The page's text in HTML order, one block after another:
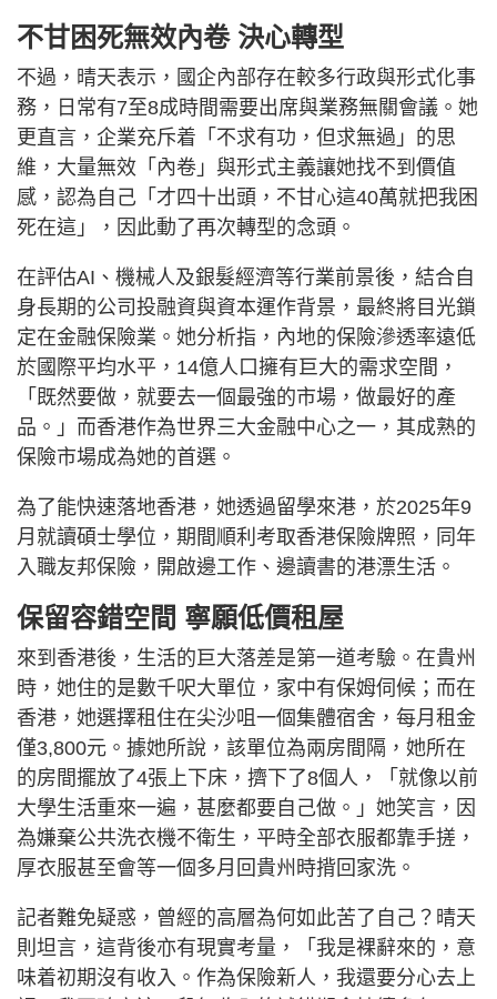
不甘困死無效內卷 決心轉型
不過，晴天表示，國企內部存在較多行政與形式化事
務，日常有7至8成時間需要出席與業務無關會議。她
更直言，企業充斥着「不求有功，但求無過」的思
維，大量無效「內卷」與形式主義讓她找不到價值
感，認為自己「才四十出頭，不甘心這40萬就把我困
死在這」，因此動了再次轉型的念頭。
在評估AI、機械人及銀髮經濟等行業前景後，結合自
身長期的公司投融資與資本運作背景，最終將目光鎖
定在金融保險業。她分析指，內地的保險滲透率遠低
於國際平均水平，14億人口擁有巨大的需求空間，
「既然要做，就要去一個最強的市場，做最好的產
品。」而香港作為世界三大金融中心之一，其成熟的
保險市場成為她的首選。
為了能快速落地香港，她透過留學來港，於2025年9
月就讀碩士學位，期間順利考取香港保險牌照，同年
入職友邦保險，開啟邊工作、邊讀書的港漂生活。
保留容錯空間 寧願低價租屋
來到香港後，生活的巨大落差是第一道考驗。在貴州
時，她住的是數千呎大單位，家中有保姆伺候；而在
香港，她選擇租住在尖沙咀一個集體宿舍，每月租金
僅3,800元。據她所說，該單位為兩房間隔，她所在
的房間擺放了4張上下床，擠下了8個人，「就像以前
大學生活重來一遍，甚麼都要自己做。」她笑言，因
為嫌棄公共洗衣機不衛生，平時全部衣服都靠手搓，
厚衣服甚至會等一個多月回貴州時揹回家洗。
記者難免疑惑，曾經的高層為何如此苦了自己？晴天
則坦言，這背後亦有現實考量，「我是裸辭來的，意
味着初期沒有收入。作為保險新人，我還要分心去上